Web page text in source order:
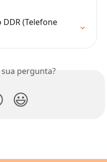
(Telefone
pergunta?
😃